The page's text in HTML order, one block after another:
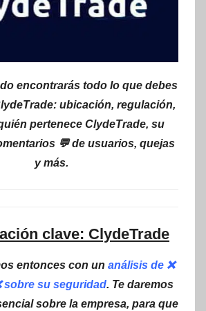
encontrarás todo lo que debes
ubicación, regulación,
pertenece ClydeTrade, su
💬 de usuarios, quejas
y más.
clave: ClydeTrade
entonces con un análisis de ❌
sobre su seguridad. Te daremos
sobre la empresa, para que